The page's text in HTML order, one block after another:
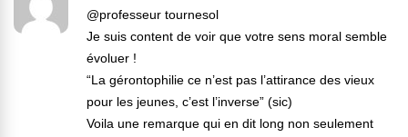
@professeur tournesol
Je suis content de voir que votre sens moral semble
évoluer !
“La gérontophilie ce n’est pas l’attirance des vieux
pour les jeunes, c’est l’inverse” (sic)
Voila une remarque qui en dit long non seulement